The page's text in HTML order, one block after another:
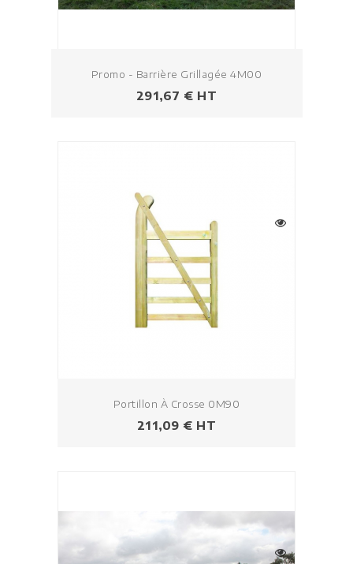
Promo - Barrière Grillagée 4M00
Prix
291,67 € HT
Portillon À Crosse 0M90
Prix
211,09 € HT